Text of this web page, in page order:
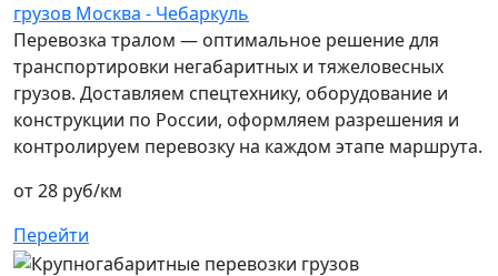
грузов Москва - Чебаркуль
Перевозка тралом — оптимальное решение для
транспортировки негабаритных и тяжеловесных
грузов. Доставляем спецтехнику, оборудование и
конструкции по России, оформляем разрешения и
контролируем перевозку на каждом этапе маршрута.
от 28 руб/км
Перейти